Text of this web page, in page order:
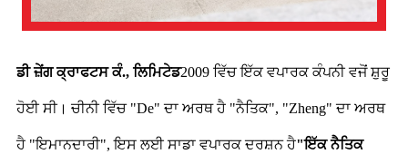
ਡੀ ਜ਼ੇਂਗ ਕ੍ਰਾਫਟਸ ਕੰ., ਲਿਮਿਟੇਡ2009 ਵਿੱਚ ਇੱਕ ਵਪਾਰਕ ਕੰਪਨੀ ਵਜੋਂ ਸ਼ੁਰੂ
ਹੋਈ ਸੀ। ਚੀਨੀ ਵਿੱਚ "De" ਦਾ ਅਰਥ ਹੈ "ਨੈਤਿਕ", "Zheng" ਦਾ ਅਰਥ
ਹੈ "ਇਮਾਨਦਾਰੀ", ਇਸ ਲਈ ਸਾਡਾ ਵਪਾਰਕ ਦਰਸ਼ਨ ਹੈ"ਇੱਕ ਨੈਤਿਕ